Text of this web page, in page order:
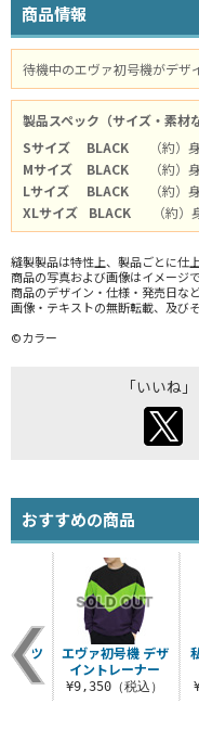
商品情報
待機中のエヴァ初号機がデザ
製品スペック（サイズ・素材
Sサイズ
BLACK
（約
Mサイズ
BLACK
（約
Lサイズ
BLACK
（約
XLサイズ
BLACK （約
縫製製品は特性上、製品ごとに仕
商品の写真および画像はイメージ
商品のデザイン・仕様・発売日な
画像・テキストの無断転載、及び
©カラー
「いいね
おすすめの商品
ャツ
込）
エヴァ初号機 デザ
イントレーナー
¥9,350（税込）